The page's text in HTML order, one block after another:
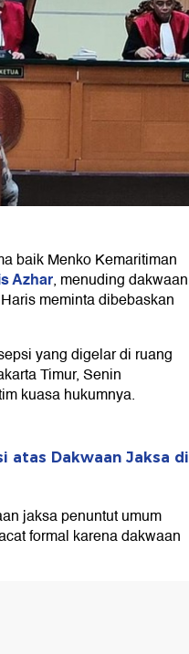
baik Menko Kemaritiman
Azhar, menuding dakwaan
meminta dibebaskan
yang digelar di ruang
Timur, Senin
kuasa hukumnya.
atas Dakwaan Jaksa di
jaksa penuntut umum
formal karena dakwaan